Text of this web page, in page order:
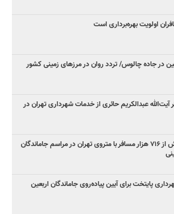
اولویت بهره‌برداری است
در جاده چالوس/ تردد روان در مرزهای زمینی کشور
آیت‌الله عبدالکریم حائری از خدمات شهرداری تهران در
جابجایی بیش از ۷۱۶ هزار مسافر با متروی تهران در مراسم جاماندگان
پایتخت برای آیین پیاده‌روی جاماندگان اربعین